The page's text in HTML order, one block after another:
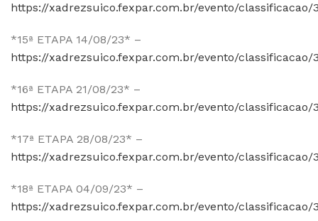
https://xadrezsuico.fexpar.com.br/evento/classificacao/
*15ª ETAPA 14/08/23* –
https://xadrezsuico.fexpar.com.br/evento/classificacao/
*16ª ETAPA 21/08/23* –
https://xadrezsuico.fexpar.com.br/evento/classificacao/
*17ª ETAPA 28/08/23* –
https://xadrezsuico.fexpar.com.br/evento/classificacao/
*18ª ETAPA 04/09/23* –
https://xadrezsuico.fexpar.com.br/evento/classificacao/